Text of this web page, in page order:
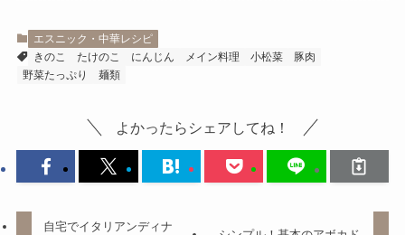
エスニック・中華レシピ
きのこ
たけのこ にんじん メイン料理 小松菜
豚肉
野菜たっぷり
麺類
よかったらシェアしてね！
自宅でイタリアンディナ